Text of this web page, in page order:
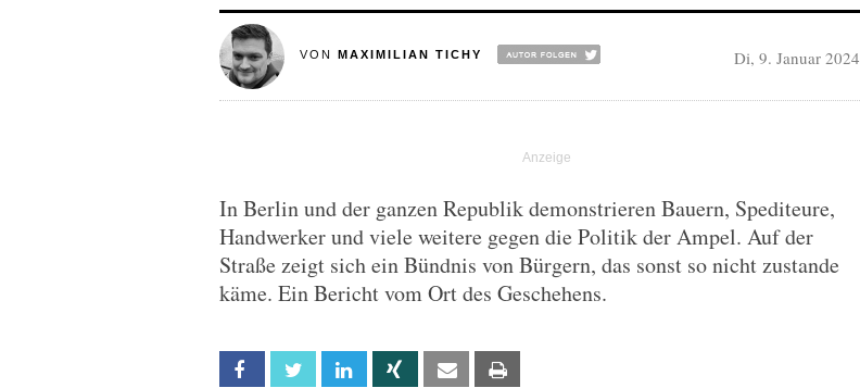
VON MAXIMILIAN TICHY Di, 9. Januar 2024
In Berlin und der ganzen Republik demonstrieren Bauern, Spediteure,
Handwerker und viele weitere gegen die Politik der Ampel. Auf der
Straße zeigt sich ein Bündnis von Bürgern, das sonst so nicht zustande
käme. Ein Bericht vom Ort des Geschehens.
Facebook Twitter Linkedin Xing Email